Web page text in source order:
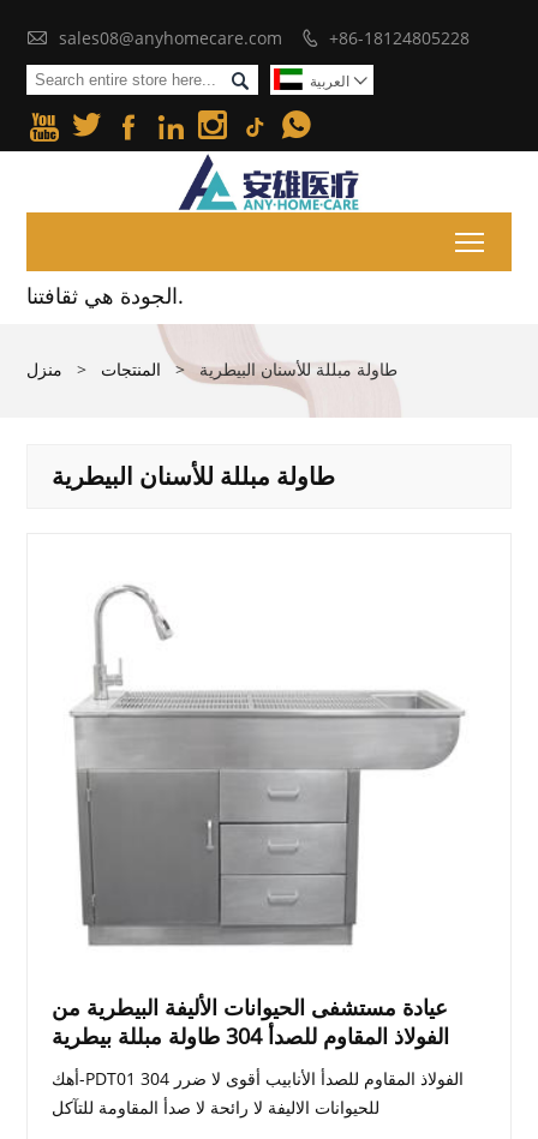
 sales08@anyhomecare.com  +86-18124805228
 العربية 
     
الجودة هي ثقافتنا.
منزل > المنتجات > طاولة مبللة للأسنان البيطرية
طاولة مبللة للأسنان البيطرية
عيادة مستشفى الحيوانات الأليفة البيطرية من
الفولاذ المقاوم للصدأ 304 طاولة مبللة بيطرية
أهك-PDT01 304 الفولاذ المقاوم للصدأ الأنابيب أقوى لا ضرر
للحيوانات الاليفة لا رائحة لا صدأ المقاومة للتآكل